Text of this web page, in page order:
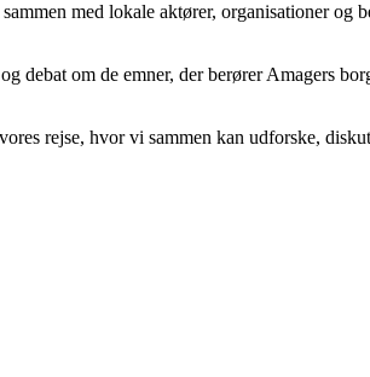
med lokale aktører, organisationer og
om de emner, der berører Amagers
rejse, hvor vi sammen kan udforske,